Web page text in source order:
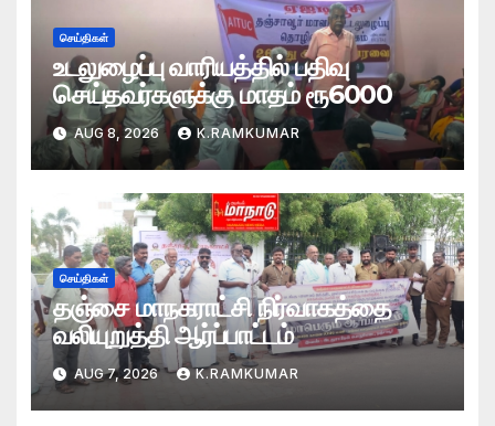
செய்திகள்
உடலுழைப்பு வாரியத்தில் பதிவு
செய்தவர்களுக்கு மாதம் ரூ6000
AUG 8, 2026 K.RAMKUMAR
செய்திகள்
தஞ்சை மாநகராட்சி நிர்வாகத்தை
வலியுறுத்தி ஆர்ப்பாட்டம்
AUG 7, 2026 K.RAMKUMAR